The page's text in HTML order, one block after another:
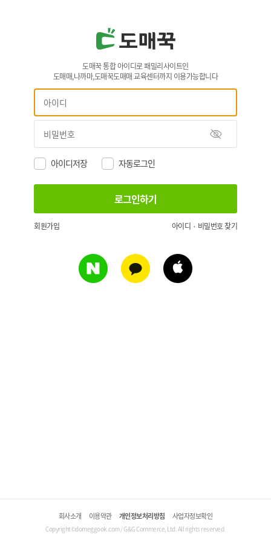
도매꾹 통합 아이디로 패밀리사이트인
도매매,나까마,도매꾹도매매 교육센터까지 이용가능합니다
아이디저장 자동로그인
회원가입 아이디 · 비밀번호 찾기
회사소개 이용약관 개인정보처리방침 사업자정보확인
Copyright©domeggook.com / G&G Commerce, Ltd. All rights reserved.